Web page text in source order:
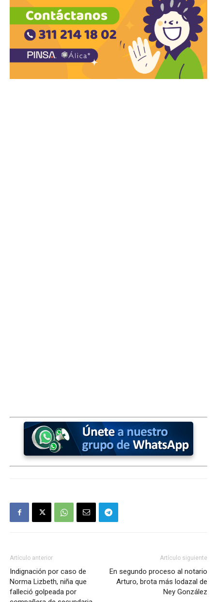
Artículo anterior
Indignación por caso de
Norma Lizbeth, niña que
falleció golpeada por
Artículo siguiente
En segundo proceso al notario
Arturo, brota más lodazal de
Ney González